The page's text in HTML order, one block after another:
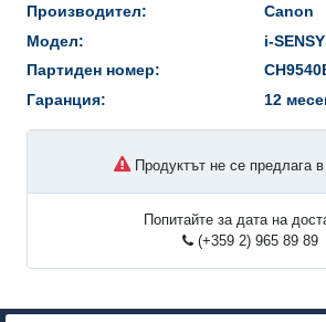
Производител:
Canon
Модел:
i-
Партиден номер:
Гаранция:
12
Продуктът не се предлага
Попитайте за дата на
(+359 2) 965 89 89